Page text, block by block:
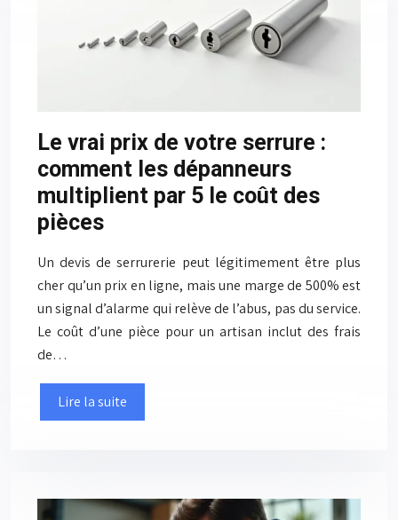
Le vrai prix de votre serrure :
comment les dépanneurs
multiplient par 5 le coût des
pièces
Un devis de serrurerie peut légitimement être plus
cher qu’un prix en ligne, mais une marge de 500% est
un signal d’alarme qui relève de l’abus, pas du service.
Le coût d’une pièce pour un artisan inclut des frais
de…
Lire la suite